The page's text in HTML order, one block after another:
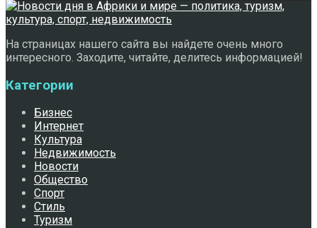
На страницах нашего сайта вы найдете очень много
интересного. Заходите, читайте, делитесь информацией!
Категории
Бизнес
Интернет
Культура
Недвижимость
Новости
Общество
Спорт
Стиль
Туризм